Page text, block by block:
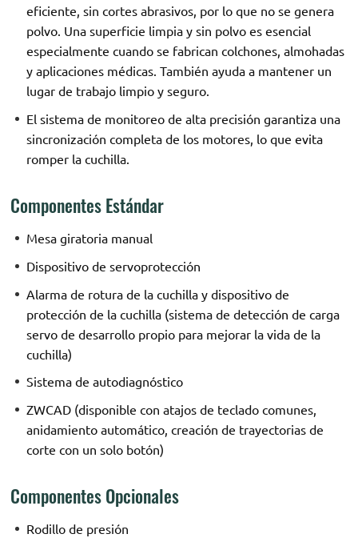
eficiente, sin cortes abrasivos, por lo que no se genera
polvo. Una superficie limpia y sin polvo es esencial
especialmente cuando se fabrican colchones, almohadas
y aplicaciones médicas. También ayuda a mantener un
lugar de trabajo limpio y seguro.
El sistema de monitoreo de alta precisión garantiza una
sincronización completa de los motores, lo que evita
romper la cuchilla.
Componentes Estándar
Mesa giratoria manual
Dispositivo de servoprotección
Alarma de rotura de la cuchilla y dispositivo de
protección de la cuchilla (sistema de detección de carga
servo de desarrollo propio para mejorar la vida de la
cuchilla)
Sistema de autodiagnóstico
ZWCAD (disponible con atajos de teclado comunes,
anidamiento automático, creación de trayectorias de
corte con un solo botón)
Componentes Opcionales
Rodillo de presión